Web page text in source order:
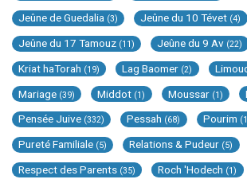
Jeûne de Guedalia (3) Jeûne du 10 Tévet (4)
Jeûne du 17 Tamouz (11) Jeûne du 9 Av (22)
Kriat haTorah (19) Lag Baomer (2)
Mariage (39) Middot (1) Moussar (1)
Pensée Juive (332) Pessah (68) Pourim
Pureté Familiale (5) Relations & Pudeur (5)
Respect des Parents (35) Roch 'Hodech (1)